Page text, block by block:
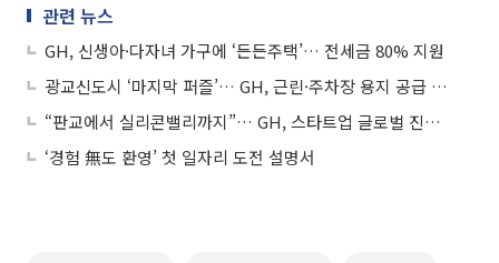
관련 뉴스
GH, 신생아·다자녀 가구에 ‘든든주택’… 전세금 80% 지원
광교신도시 ‘마지막 퍼즐’… GH, 근린·주차장 용지 공급 개시
“판교에서 실리콘밸리까지”… GH, 스타트업 글로벌 진출 교두보 마련
‘경험 無도 환영’ 첫 일자리 도전 설명서